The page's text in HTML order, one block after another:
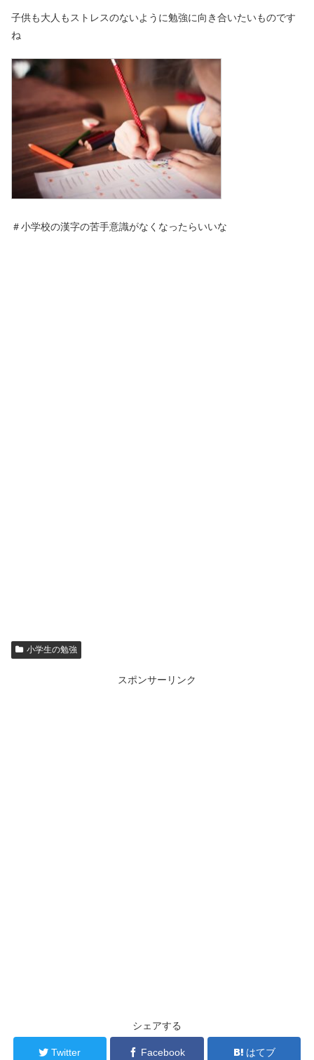
子供も大人もストレスのないように勉強に向き合いたいものです
ね
＃小学校の漢字の苦手意識がなくなったらいいな
小学生の勉強
スポンサーリンク
シェアする
Twitter Facebook はてブ